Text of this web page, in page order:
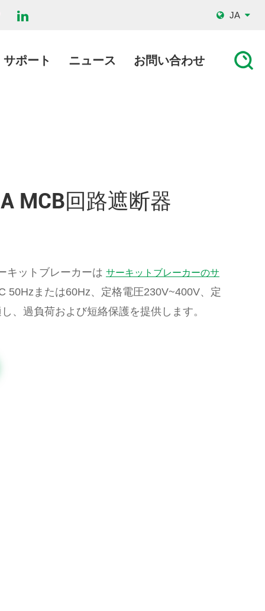
JA
サポート ニュース お問い合わせ
MCB回路遮断器
キットブレーカーは サーキットブレーカーのサ
50Hzまたは60Hz、定格電圧230V~400V、定
、過負荷および短絡保護を提供します。